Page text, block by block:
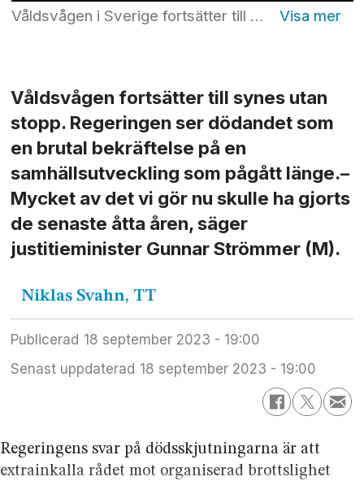
Våldsvågen i Sverige fortsätter till synes utan stopp. Bilden är tagen i samband med en skottlossning i Råcksta i Stockholm på lördagskvällen. Foto: Jonas Ekströmer/TT
Våldsvågen fortsätter till synes utan
stopp. Regeringen ser dödandet som
en brutal bekräftelse på en
samhällsutveckling som pågått länge.–
Mycket av det vi gör nu skulle ha gjorts
de senaste åtta åren, säger
justitieminister Gunnar Strömmer (M).
Niklas Svahn, TT
Publicerad
18 september 2023 - 19:00
Senast uppdaterad
18 september 2023 - 19:00
Regeringens svar på dödsskjutningarna är att
extrainkalla rådet mot organiserad brottslighet